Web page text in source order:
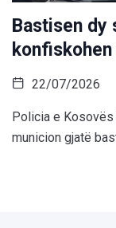
Bastisen dy
22/07/2026
Policia e Kosovës
municion gjatë